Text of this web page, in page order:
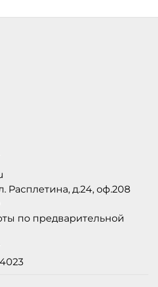
Расплетина, д.24, оф.208
по предварительной